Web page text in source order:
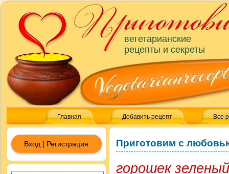
вегетарианские
рецепты и секреты
Главная Добавить рецепт Все
Приготовим с
горошек
Вход | Регистрация